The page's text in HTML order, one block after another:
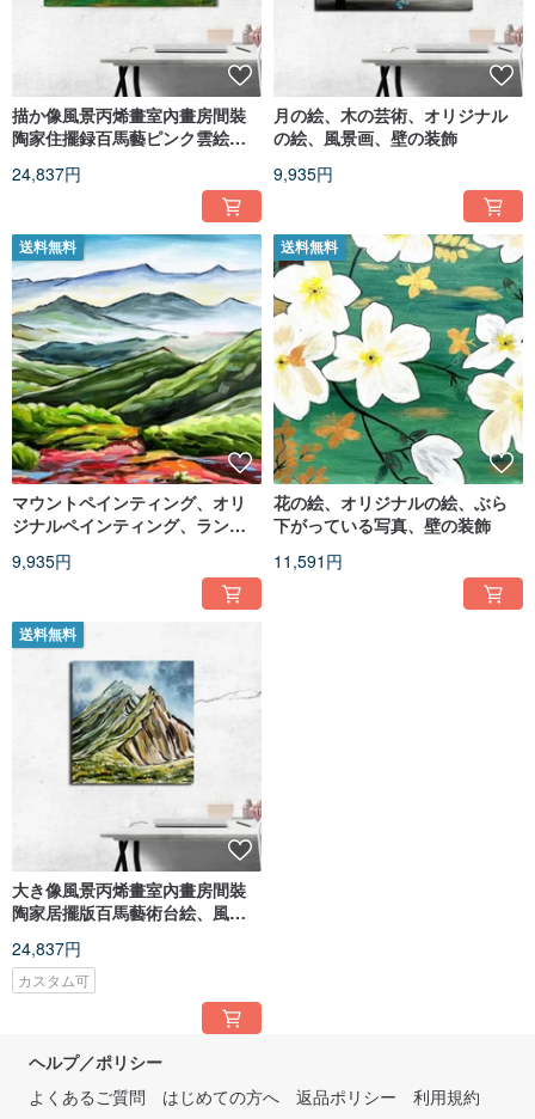
描か像風景丙烯畫室內畫房間裝
陶家住擺録百馬藝ピンク雲絵風
24,837円
月の絵、木の芸術、オリジナル
の絵、風景画、壁の装飾
9,935円
送料無料
マウントペインティング、オリ
ジナルペインティング、ランド
装飾
9,935円
送料無料
花の絵、オリジナルの絵、ぶら
下がっている写真、壁の装飾
11,591円
送料無料
大き像風景丙烯畫室內畫房間裝
陶家居擺版百馬藝術台絵、風景
24,837円
カスタム可
ヘルプ／ポリシー
よくあるご質問
はじめての方へ 返品ポリシー
利用規約